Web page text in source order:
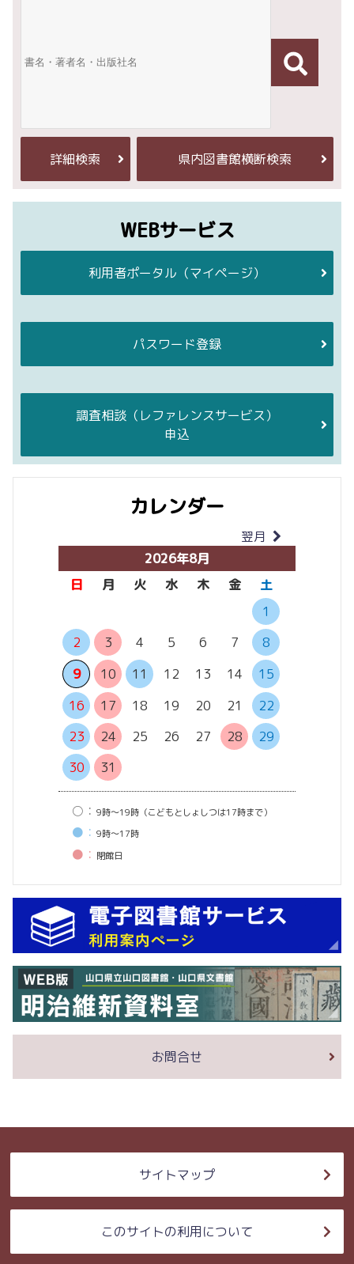
詳細検索 県内図書館横断検索
WEBサービス
利用者ポータル （マイページ）
パスワード登録
調査相談 （レファレンスサービス）
申込
カレンダー
翌月
2026年8月
日
月 火 水 木 金
土
1
2
3 4 5 6 7
8
9
10 11 12 13 14
15
16
17 18 19 20 21
22
23
24 25 26 27 28
29
30
31
○： 9時〜19時（こどもとしょしつは17時まで）
●： 9時〜17時
●： 閉館⽇
お問合せ
サイトマップ
このサイトの利用について